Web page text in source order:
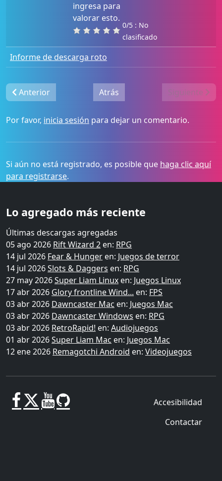
ingresa para
valorar esto.
0/5 : No
clasificado
Informe de descarga roto
Anterior Atrás Siguiente
Por favor, inicia sesión para dejar un comentario.
Si aún no está registrado, es posible que haga clic aquí
para registrarse.
Lo agregado más reciente
Últimas descargas agregadas
05 ago 2026 Rift Wizard 2 en: RPG
14 jul 2026 Fear & Hunger en: Juegos de terror
14 jul 2026Slots & Daggers en: RPG
27 may 2026Super Liam Linux en: Juegos Linux
17 abr 2026 Glory frontline Wind... en: FPS
03 abr 2026 Dawncaster Mac en: Juegos Mac
03 abr 2026 Dawncaster Windows en: RPG
03 abr 2026 RetroRapid! en: Audiojuegos
01 abr 2026Super Liam Mac en: Juegos Mac
12 ene 2026 Remagotchi Android en: Videojuegos
Accesibilidad
Contactar